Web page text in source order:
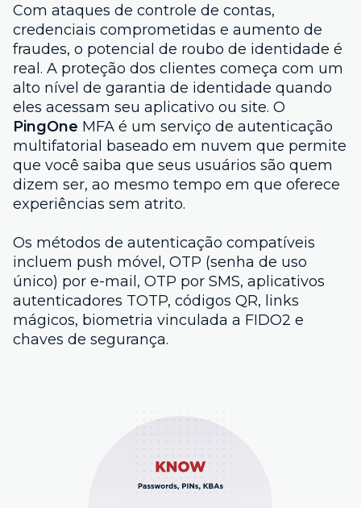
Com ataques de controle de contas,
credenciais comprometidas e aumento de
fraudes, o potencial de roubo de identidade é
real. A proteção dos clientes começa com um
alto nível de garantia de identidade quando
eles acessam seu aplicativo ou site. O
PingOne MFA é um serviço de autenticação
multifatorial baseado em nuvem que permite
que você saiba que seus usuários são quem
dizem ser, ao mesmo tempo em que oferece
experiências sem atrito.
Os métodos de autenticação compatíveis
incluem push móvel, OTP (senha de uso
único) por e-mail, OTP por SMS, aplicativos
autenticadores TOTP, códigos QR, links
mágicos, biometria vinculada a FIDO2 e
chaves de segurança.